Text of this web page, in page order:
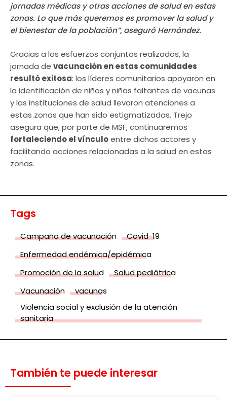
jornadas médicas y otras acciones de salud en estas
zonas. Lo que más queremos es promover la salud y
el bienestar de la población”, aseguró Hernández.
Gracias a los esfuerzos conjuntos realizados, la
jornada de vacunación en estas comunidades
resultó exitosa: los líderes comunitarios apoyaron en
la identificación de niños y niñas faltantes de vacunas
y las instituciones de salud llevaron atenciones a
estas zonas que han sido estigmatizadas. Trejo
asegura que, por parte de MSF, continuaremos
fortaleciendo el vínculoentre dichos actores y
facilitando acciones relacionadas a la salud en estas
zonas.
Tags
Campaña de vacunación
Covid-19
Enfermedad endémica/epidémica
Promoción de la salud
Salud pediátrica
Vacunación
vacunas
Violencia social y exclusión de la atención
sanitaria
También te puede interesar